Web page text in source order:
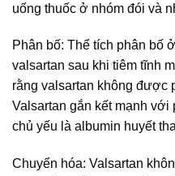
uống thuốc ở nhóm đói và
Phân bố: Thể tích phân bố
valsartan sau khi tiêm tĩnh
rằng valsartan không được
Valsartan gắn kết mạnh với
chủ yếu là albumin huyết
Chuyển hóa: Valsartan